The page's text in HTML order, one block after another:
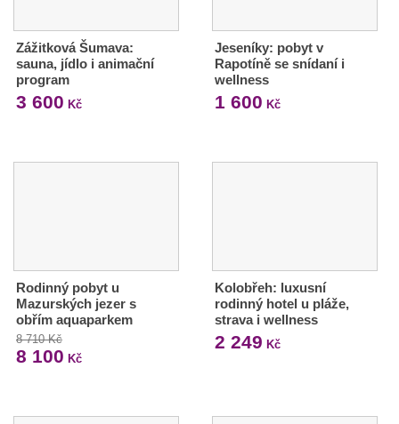
Zážitková Šumava:
sauna, jídlo i animační
program
3 600 Kč
Jeseníky: pobyt v
Rapotíně se snídaní i
wellness
1 600 Kč
Rodinný pobyt u
Mazurských jezer s
obřím aquaparkem
8 710 Kč
8 100 Kč
Kolobřeh: luxusní
rodinný hotel u pláže,
strava i wellness
2 249 Kč